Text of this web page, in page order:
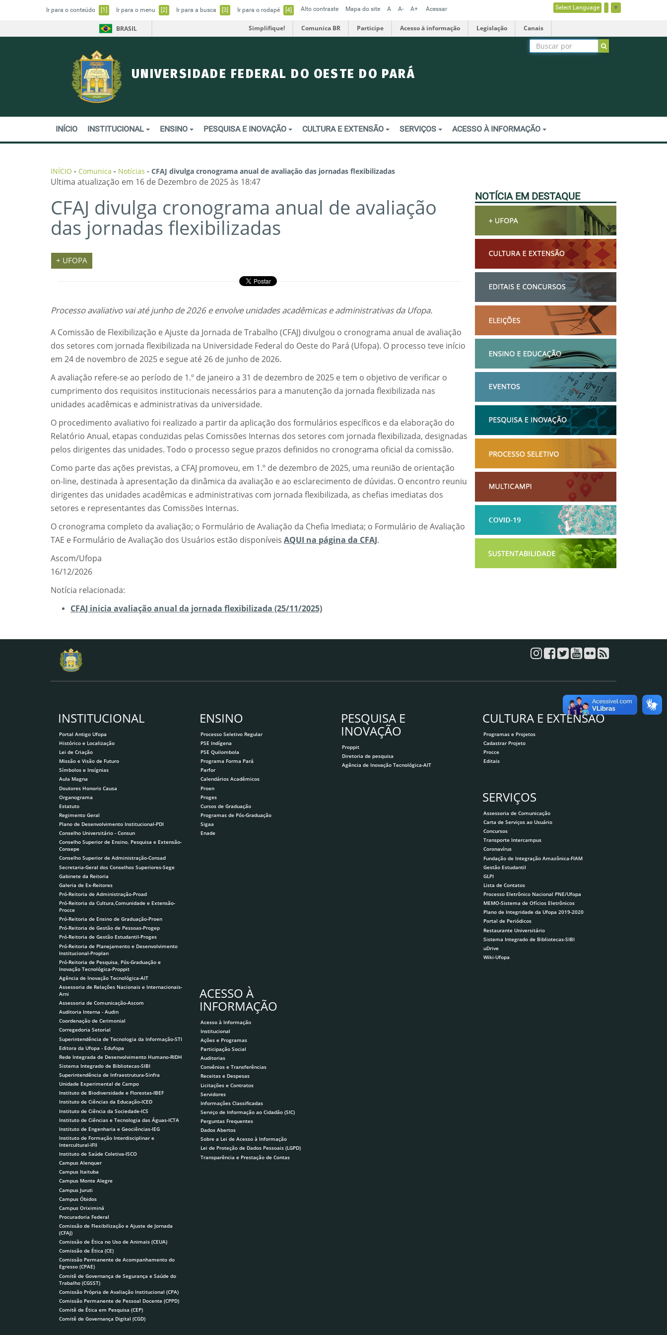
Ir para o conteúdo [1] Ir para o menu [2] Ir para a busca [3] Ir para o rodapé [4] Alto contraste Mapa do site A A- A+ Acessar Select Language ▼
BRASIL Simplifique! Comunica BR Participe Acesso à informação Legislação Canais
UNIVERSIDADE FEDERAL DO OESTE DO PARÁ
INÍCIO INSTITUCIONAL ENSINO PESQUISA E INOVAÇÃO CULTURA E EXTENSÃO SERVIÇOS ACESSO À INFORMAÇÃO
INÍCIO - Comunica - Notícias - CFAJ divulga cronograma anual de avaliação das jornadas flexibilizadas
Ultima atualização em 16 de Dezembro de 2025 às 18:47
CFAJ divulga cronograma anual de avaliação
das jornadas flexibilizadas
+ UFOPA
Processo avaliativo vai até junho de 2026 e envolve unidades acadêmicas e administrativas da Ufopa.
A Comissão de Flexibilização e Ajuste da Jornada de Trabalho (CFAJ) divulgou o cronograma anual de avaliação
dos setores com jornada flexibilizada na Universidade Federal do Oeste do Pará (Ufopa). O processo teve início
em 24 de novembro de 2025 e segue até 26 de junho de 2026.
A avaliação refere-se ao período de 1.º de janeiro a 31 de dezembro de 2025 e tem o objetivo de verificar o
cumprimento dos requisitos institucionais necessários para a manutenção da jornada flexibilizada nas
unidades acadêmicas e administrativas da universidade.
O procedimento avaliativo foi realizado a partir da aplicação dos formulários específicos e da elaboração do
Relatório Anual, etapas conduzidas pelas Comissões Internas dos setores com jornada flexibilizada, designadas
pelos dirigentes das unidades. Todo o processo segue prazos definidos no cronograma oficial da comissão.
Como parte das ações previstas, a CFAJ promoveu, em 1.º de dezembro de 2025, uma reunião de orientação
on-line, destinada à apresentação da dinâmica da avaliação e ao esclarecimento de dúvidas. O encontro reuniu
dirigentes das unidades acadêmicas e administrativas com jornada flexibilizada, as chefias imediatas dos
setores e representantes das Comissões Internas.
O cronograma completo da avaliação; o Formulário de Avaliação da Chefia Imediata; o Formulário de Avaliação
TAE e Formulário de Avaliação dos Usuários estão disponíveis AQUI na página da CFAJ.
Ascom/Ufopa
16/12/2026
Notícia relacionada:
CFAJ inicia avaliação anual da jornada flexibilizada (25/11/2025)
NOTÍCIA EM DESTAQUE
INSTITUCIONAL
Portal Antigo Ufopa
Histórico e Localização
Lei de Criação
Missão e Visão de Futuro
Símbolos e Insígnias
Aula Magna
Doutores Honoris Causa
Organograma
Estatuto
Regimento Geral
Plano de Desenvolvimento Institucional-PDI
Conselho Universitário - Consun
Conselho Superior de Ensino, Pesquisa e Extensão-
Consepe
Conselho Superior de Administração-Consad
Secretaria-Geral dos Conselhos Superiores-Sege
Gabinete da Reitoria
Galeria de Ex-Reitores
Pró-Reitoria de Administração-Proad
Pró-Reitoria da Cultura,Comunidade e Extensão-
Procce
Pró-Reitoria de Ensino de Graduação-Proen
Pró-Reitoria de Gestão de Pessoas-Progep
Pró-Reitoria de Gestão Estudantil-Proges
Pró-Reitoria de Planejamento e Desenvolvimento
Institucional-Proplan
Pró-Reitoria de Pesquisa, Pós-Graduação e
Inovação Tecnológica-Proppit
Agência de Inovação Tecnológica-AIT
Assessoria de Relações Nacionais e Internacionais-
Arni
Assessoria de Comunicação-Ascom
Auditoria Interna - Audin
Coordenação de Cerimonial
Corregedoria Setorial
Superintendência de Tecnologia da Informação-STI
Editora da Ufopa - Edufopa
Rede Integrada de Desenvolvimento Humano-RIDH
Sistema Integrado de Bibliotecas-SIBI
Superintendência de Infraestrutura-Sinfra
Unidade Experimental de Campo
Instituto de Biodiversidade e Florestas-IBEF
Instituto de Ciências da Educação-ICED
Instituto de Ciência da Sociedade-ICS
Instituto de Ciências e Tecnologia das Águas-ICTA
Instituto de Engenharia e Geociências-IEG
Instituto de Formação Interdisciplinar e
Intercultural-IFII
Instituto de Saúde Coletiva-ISCO
Campus Alenquer
Campus Itaituba
Campus Monte Alegre
Campus Juruti
Campus Óbidos
Campus Oriximiná
Procuradoria Federal
Comissão de Flexibilização e Ajuste de Jornada
(CFAJ)
Comissão de Ética no Uso de Animais (CEUA)
Comissão de Ética (CE)
Comissão Permanente de Acompanhamento do
Egresso (CPAE)
Comitê de Governança de Segurança e Saúde do
Trabalho (CGSST)
Comissão Própria de Avaliação Institucional (CPA)
Comissão Permanente de Pessoal Docente (CPPD)
Comitê de Ética em Pesquisa (CEP)
Comitê de Governança Digital (CGD)
ENSINO
Processo Seletivo Regular
PSE Indígena
PSE Quilombola
Programa Forma Pará
Parfor
Calendários Acadêmicos
Proen
Proges
Cursos de Graduação
Programas de Pós-Graduação
Sigaa
Enade
PESQUISA E
INOVAÇÃO
Proppit
Diretoria de pesquisa
Agência de Inovação Tecnológica-AIT
CULTURA E EXTENSÃO
Programas e Projetos
Cadastrar Projeto
Procce
Editais
SERVIÇOS
Assessoria de Comunicação
Carta de Serviços ao Usuário
Concursos
Transporte Intercampus
Coronavírus
Fundação de Integração Amazônica-FIAM
Gestão Estudantil
GLPI
Lista de Contatos
Processo Eletrônico Nacional PNE/Ufopa
MEMO-Sistema de Ofícios Eletrônicos
Plano de Integridade da Ufopa 2019-2020
Portal de Periódicos
Restaurante Universitário
Sistema Integrado de Bibliotecas-SIBI
uDrive
Wiki-Ufopa
ACESSO À
INFORMAÇÃO
Acesso à Informação
Institucional
Ações e Programas
Participação Social
Auditorias
Convênios e Transferências
Receitas e Despesas
Licitações e Contratos
Servidores
Informações Classificadas
Serviço de Informação ao Cidadão (SIC)
Perguntas Frequentes
Dados Abertos
Sobre a Lei de Acesso à Informação
Lei de Proteção de Dados Pessoais (LGPD)
Transparência e Prestação de Contas